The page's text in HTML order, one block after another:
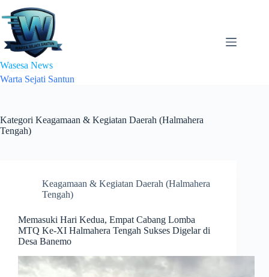
to
content
Wasesa News
Warta Sejati Santun
Kategori Keagamaan & Kegiatan Daerah (Halmahera
Tengah)
Keagamaan & Kegiatan Daerah (Halmahera
Tengah)
Memasuki Hari Kedua, Empat Cabang Lomba
MTQ Ke-XI Halmahera Tengah Sukses Digelar di
Desa Banemo